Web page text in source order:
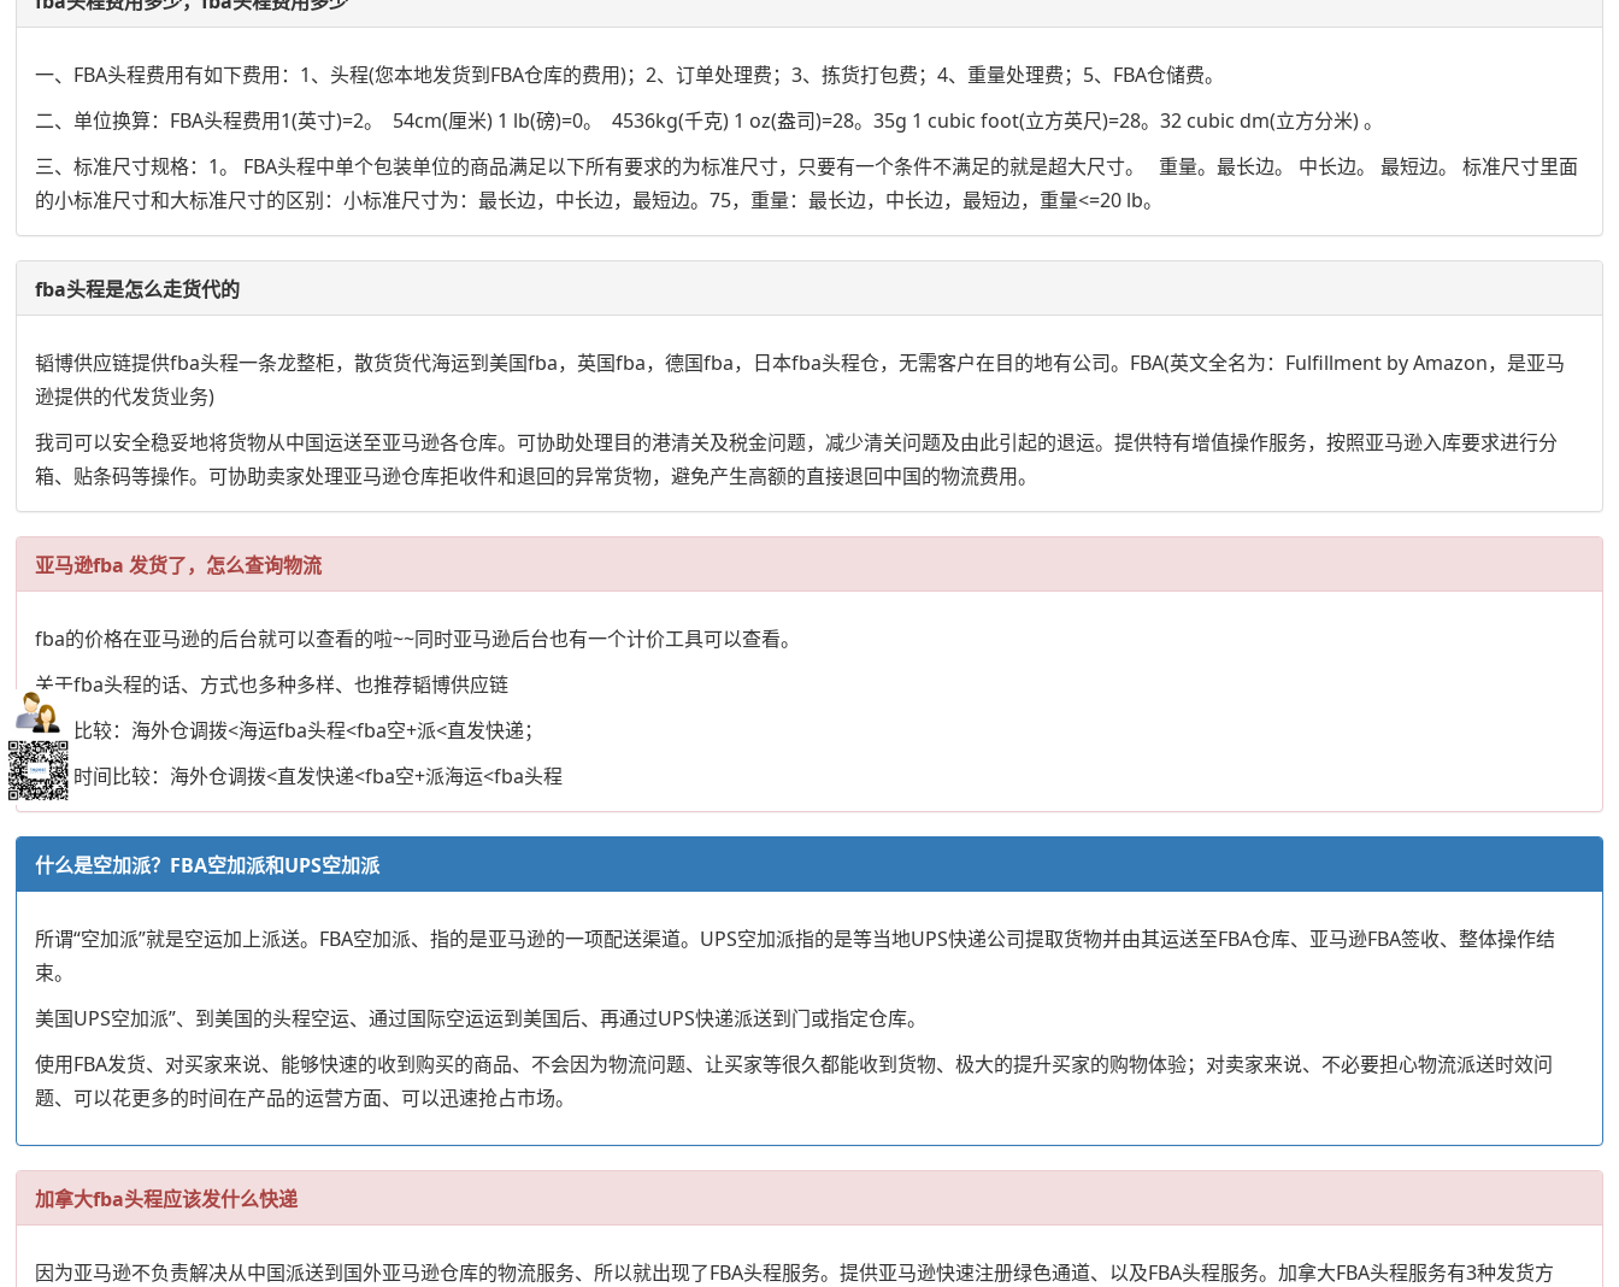
一、FBA头程费用有如下费用：1、头程(您本地发货到FBA仓库的费用)；2、订单处理费；3、拣货打包费；4、重量处理费；5、FBA仓储费。
二、单位换算：FBA头程费用1(英寸)=2。 54cm(厘米) 1 lb(磅)=0。 4536kg(千克) 1 oz(盎司)=28。35g 1 cubic foot(立方英尺)=28。32 cubic dm(立方分米) 。
三、标准尺寸规格：1。 FBA头程中单个包装单位的商品满足以下所有要求的为标准尺寸，只要有一个条件不满足的就是超大尺寸。 重量。最长边。 中长边。 最短边。 标准尺寸里面
的小标准尺寸和大标准尺寸的区别：小标准尺寸为：最长边，中长边，最短边。75，重量：最长边，中长边，最短边，重量<=20 lb。
fba头程是怎么走货代的
韬博供应链提供fba头程一条龙整柜，散货货代海运到美国fba，英国fba，德国fba，日本fba头程仓，无需客户在目的地有公司。FBA(英文全名为：Fulfillment by Amazon，是亚马
逊提供的代发货业务)
我司可以安全稳妥地将货物从中国运送至亚马逊各仓库。可协助处理目的港清关及税金问题，减少清关问题及由此引起的退运。提供特有增值操作服务，按照亚马逊入库要求进行分
箱、贴条码等操作。可协助卖家处理亚马逊仓库拒收件和退回的异常货物，避免产生高额的直接退回中国的物流费用。
亚马逊fba 发货了，怎么查询物流
fba的价格在亚马逊的后台就可以查看的啦~~同时亚马逊后台也有一个计价工具可以查看。
关于fba头程的话、方式也多种多样、也推荐韬博供应链
价格比较：海外仓调拨<海运fba头程<fba空+派<直发快递；
派送时间比较：海外仓调拨<直发快递<fba空+派海运<fba头程
什么是空加派？FBA空加派和UPS空加派
所谓“空加派”就是空运加上派送。FBA空加派、指的是亚马逊的一项配送渠道。UPS空加派指的是等当地UPS快递公司提取货物并由其运送至FBA仓库、亚马逊FBA签收、整体操作结
束。
美国UPS空加派”、到美国的头程空运、通过国际空运运到美国后、再通过UPS快递派送到门或指定仓库。
使用FBA发货、对买家来说、能够快速的收到购买的商品、不会因为物流问题、让买家等很久都能收到货物、极大的提升买家的购物体验；对卖家来说、不必要担心物流派送时效问
题、可以花更多的时间在产品的运营方面、可以迅速抢占市场。
加拿大fba头程应该发什么快递
因为亚马逊不负责解决从中国派送到国外亚马逊仓库的物流服务、所以就出现了FBA头程服务。提供亚马逊快速注册绿色通道、以及FBA头程服务。加拿大FBA头程服务有3种发货方